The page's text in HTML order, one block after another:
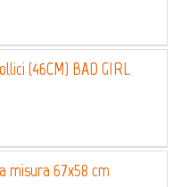
(46CM) BAD GIRL
misura 67x58 cm